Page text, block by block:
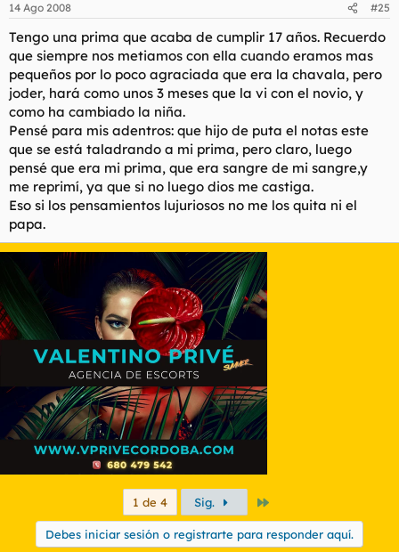
14 Ago 2008 #25
Tengo una prima que acaba de cumplir 17 años. Recuerdo
que siempre nos metiamos con ella cuando eramos mas
pequeños por lo poco agraciada que era la chavala, pero
joder, hará como unos 3 meses que la vi con el novio, y
como ha cambiado la niña.
Pensé para mis adentros: que hijo de puta el notas este
que se está taladrando a mi prima, pero claro, luego
pensé que era mi prima, que era sangre de mi sangre,y
me reprimí, ya que si no luego dios me castiga.
Eso si los pensamientos lujuriosos no me los quita ni el
papa.
1 de 4 Sig.
Debes iniciar sesión o registrarte para responder aquí.